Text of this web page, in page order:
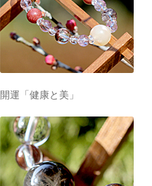
開運「健康と美」